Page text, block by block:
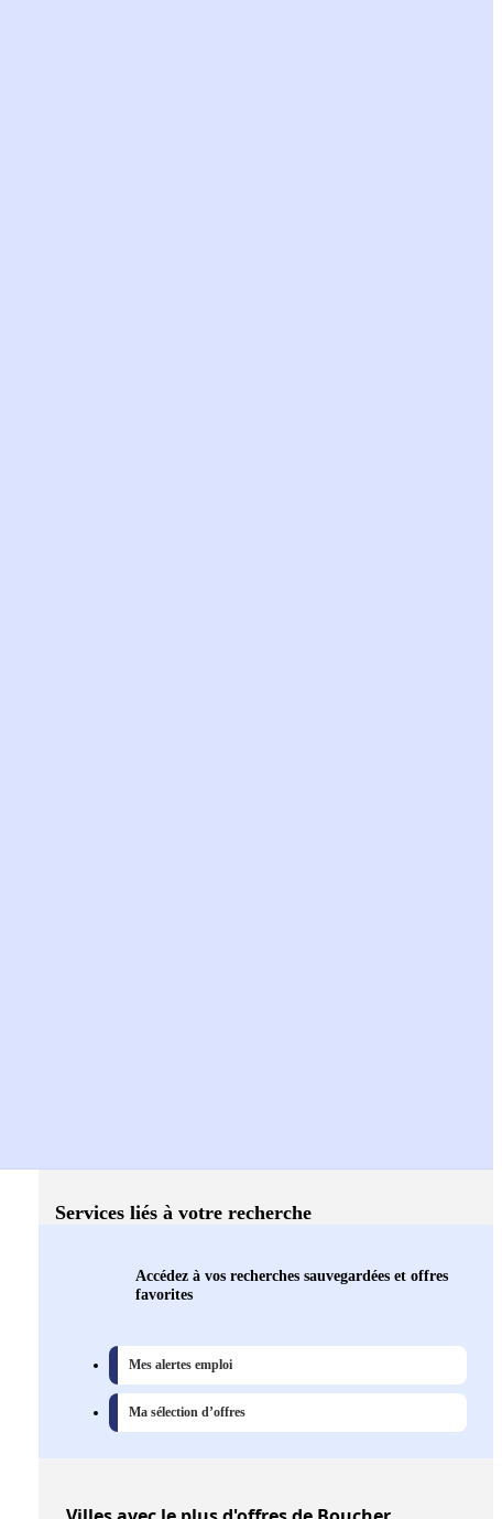
Services liés à votre recherche
Accédez à vos recherches sauvegardées et offres
favorites
Mes alertes emploi
Ma sélection d’offres